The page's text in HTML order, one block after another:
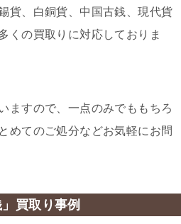
貨、白銅貨、中国古銭、現代貨
くの買取りに対応しておりま
ますので、一点のみでももちろ
めてのご処分などお気軽にお問
」買取り事例